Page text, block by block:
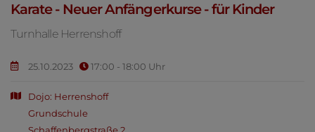
Karate - Neuer Anfängerkurse - für Kinder
Turnhalle Herrenshoff
25.10.2023 17:00 - 18:00 Uhr
Dojo: Herrenshoff
Grundschule